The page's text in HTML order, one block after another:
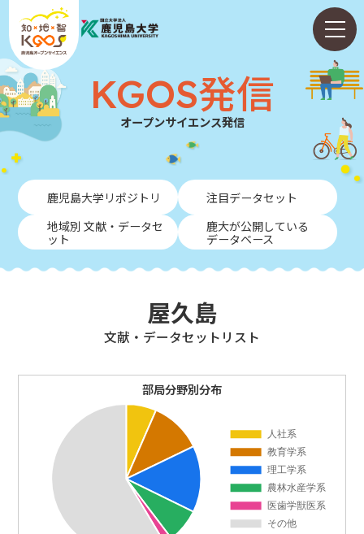
KGOS発信
オープンサイエンス発信
鹿児島大学リポジトリ
注目データセット
地域別 文献・データセ
ット
鹿大が公開している
データベース
屋久島
⽂献・データセットリスト
部局分野別分布
ホーム
ABOUT
KGOS発信
NEWS
ENGLISH